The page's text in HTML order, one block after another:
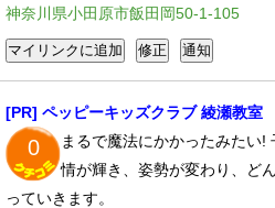
神奈川県小田原市飯田岡50-1-105
[PR] ペッピーキッズクラブ 綾瀬教室
0
まるで魔法にかかったみたい!
情が輝き、姿勢が変わり、ど
っていきます。